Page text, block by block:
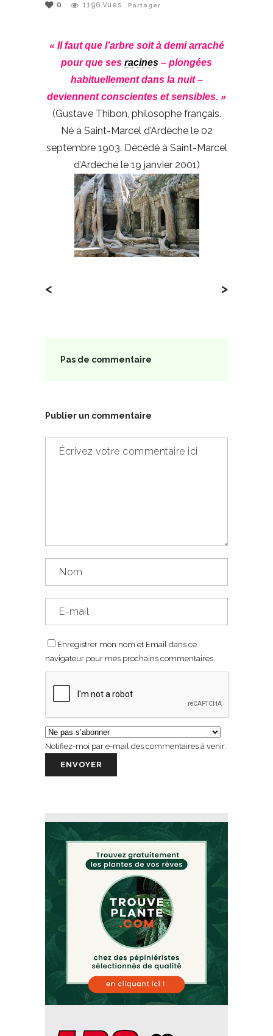
0
1196 Vues Partager
« Il faut que l’arbre soit à demi arraché
pour que ses racines – plongées
habituellement dans la nuit –
deviennent conscientes et sensibles. »
(Gustave Thibon, philosophe français.
Né à Saint-Marcel d’Ardèche le 02
septembre 1903. Décédé à Saint-Marcel
d’Ardèche le 19 janvier 2001)
< >
Pas de commentaire
Publier un commentaire
Enregistrer mon nom et Email dans ce
navigateur pour mes prochains commentaires.
Notifiez-moi par e-mail des commentaires à venir.